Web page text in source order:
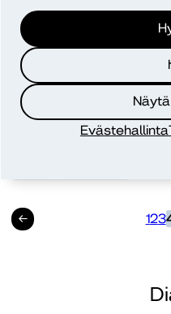
Evästehallinta
Juhani Toivanen
kieli
Blogi
Ad nauseam -
Juhani Toivanen
123